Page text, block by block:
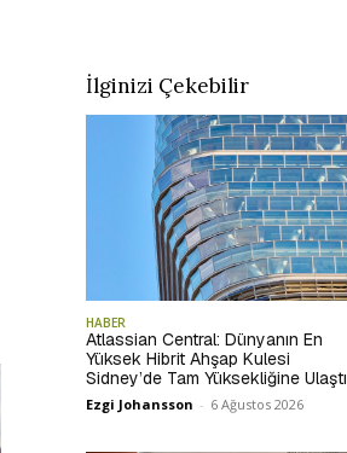
İlginizi Çekebilir
HABER
Atlassian Central: Dünyanın En
Yüksek Hibrit Ahşap Kulesi
Sidney’de Tam Yüksekliğine Ulaştı
Ezgi Johansson - 6 Ağustos 2026